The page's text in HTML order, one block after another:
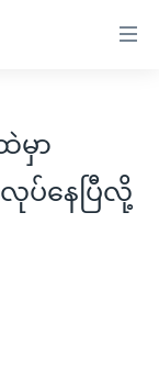
မှာ
ပ်နေပြီလို့